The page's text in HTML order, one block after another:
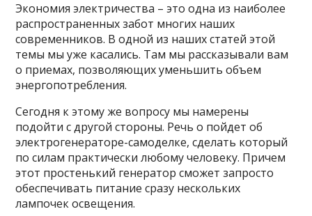
Экономия электричества – это одна из наиболее
распространенных забот многих наших
современников. В одной из наших статей этой
темы мы уже касались. Там мы рассказывали вам
о приемах, позволяющих уменьшить объем
энергопотребления.
Сегодня к этому же вопросу мы намерены
подойти с другой стороны. Речь о пойдет об
электрогенераторе-самоделке, сделать который
по силам практически любому человеку. Причем
этот простенький генератор сможет запросто
обеспечивать питание сразу нескольких
лампочек освещения.